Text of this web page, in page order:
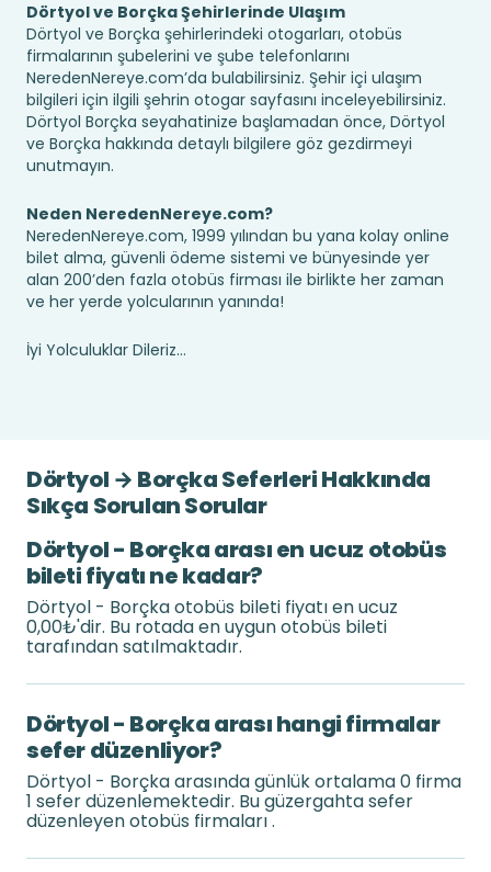
Dörtyol ve Borçka Şehirlerinde Ulaşım
Dörtyol ve Borçka şehirlerindeki otogarları, otobüs
firmalarının şubelerini ve şube telefonlarını
NeredenNereye.com’da bulabilirsiniz. Şehir içi ulaşım
bilgileri için ilgili şehrin otogar sayfasını inceleyebilirsiniz.
Dörtyol Borçka seyahatinize başlamadan önce, Dörtyol
ve Borçka hakkında detaylı bilgilere göz gezdirmeyi
unutmayın.
Neden NeredenNereye.com?
NeredenNereye.com, 1999 yılından bu yana kolay online
bilet alma, güvenli ödeme sistemi ve bünyesinde yer
alan 200’den fazla otobüs firması ile birlikte her zaman
ve her yerde yolcularının yanında!
İyi Yolculuklar Dileriz...
Dörtyol → Borçka Seferleri Hakkında
Sıkça Sorulan Sorular
Dörtyol - Borçka arası en ucuz otobüs
bileti fiyatı ne kadar?
Dörtyol - Borçka otobüs bileti fiyatı en ucuz
0,00₺'dir. Bu rotada en uygun otobüs bileti
tarafından satılmaktadır.
Dörtyol - Borçka arası hangi firmalar
sefer düzenliyor?
Dörtyol - Borçka arasında günlük ortalama 0 firma
1 sefer düzenlemektedir. Bu güzergahta sefer
düzenleyen otobüs firmaları .